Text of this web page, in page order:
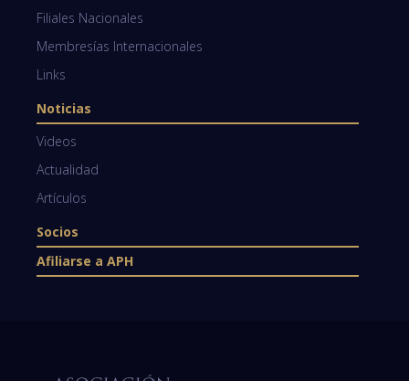
Filiales Nacionales
Membresías Internacionales
Links
Noticias
Videos
Actualidad
Artículos
Socios
Afiliarse a APH